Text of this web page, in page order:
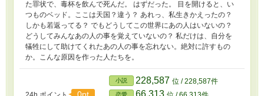
た罪状で、毒杯を飲んで死んだ。 はずだった。 目を開けると、い
つものベッド。ここは天国？違う？ あれっ、私生きかえったの？
しかも若返ってる？ でもどうしてこの世界にあの人はいないの？
どうしてみんなあの人の事を覚えていないの？ 私だけは、自分を
犠牲にして助けてくれたあの人の事を忘れない。絶対に許すもの
か。こんな原因を作った人たちを。
0pt
小説 228,587 位 / 228,587件
恋愛 66,313